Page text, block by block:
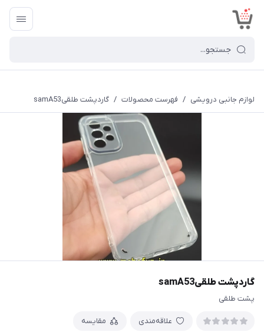
لوازم جانبی درویشی / فهرست محصولات / گاردپشت طلقیsamA53
گاردپشت طلقیsamA53
پشت طلقی
علاقه‌مندی مقایسه